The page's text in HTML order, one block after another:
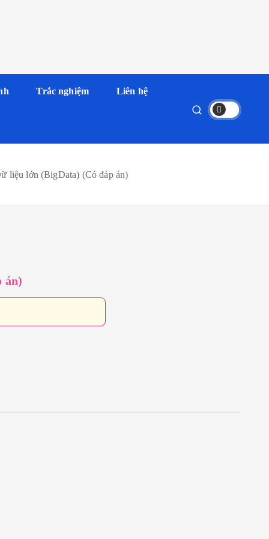
Trắc nghiệm Liên hệ
liệu lớn (BigData) (Có đáp án)
án)